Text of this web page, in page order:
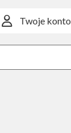
Twoje konto